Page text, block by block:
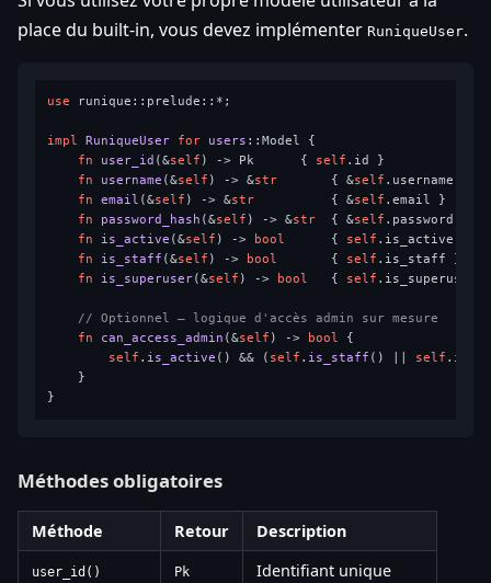
place du built-in, vous devez implémenter RuniqueUser.
use runique::prelude::*;
impl RuniqueUser for users ::Model {
fn
user_id (&self ) -> Pk      { self .id }
fn
username (&self ) -> &str
       { &
self .username }
fn
email (&self ) -> &str
          { &
self .email }
fn
password_hash (&self ) -> &str
  { &
self .password }
fn
is_active (&self ) -> bool
      {
self .is_active }
fn
is_staff (&self ) -> bool
       {
self .is_staff }
fn
is_superuser(&self ) -> bool
   {
self .is_superuser
// Optionnel — logique d'accès admin sur mesure
fn
can_access_admin (&self ) -> bool {
self . is_active () && ( self . is_staff () || self .
    }
Méthodes obligatoires
Méthode Retour Description
user_id() Pk Identifiant unique